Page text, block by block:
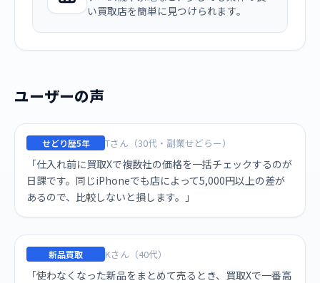
い買取店を簡単に見つけられます。
ユーザーの声
せどり歴5年 Tさん（30代・副業せどらー）
「仕入れ前に買取Xで複数社の価格を一括チェックするのが
日課です。同じiPhoneでも店によって5,000円以上の差が
あるので、比較しないと損します。」
新品買取 Kさん（40代）
「使わなくなった新品をまとめて売るとき、買取Xで一番高